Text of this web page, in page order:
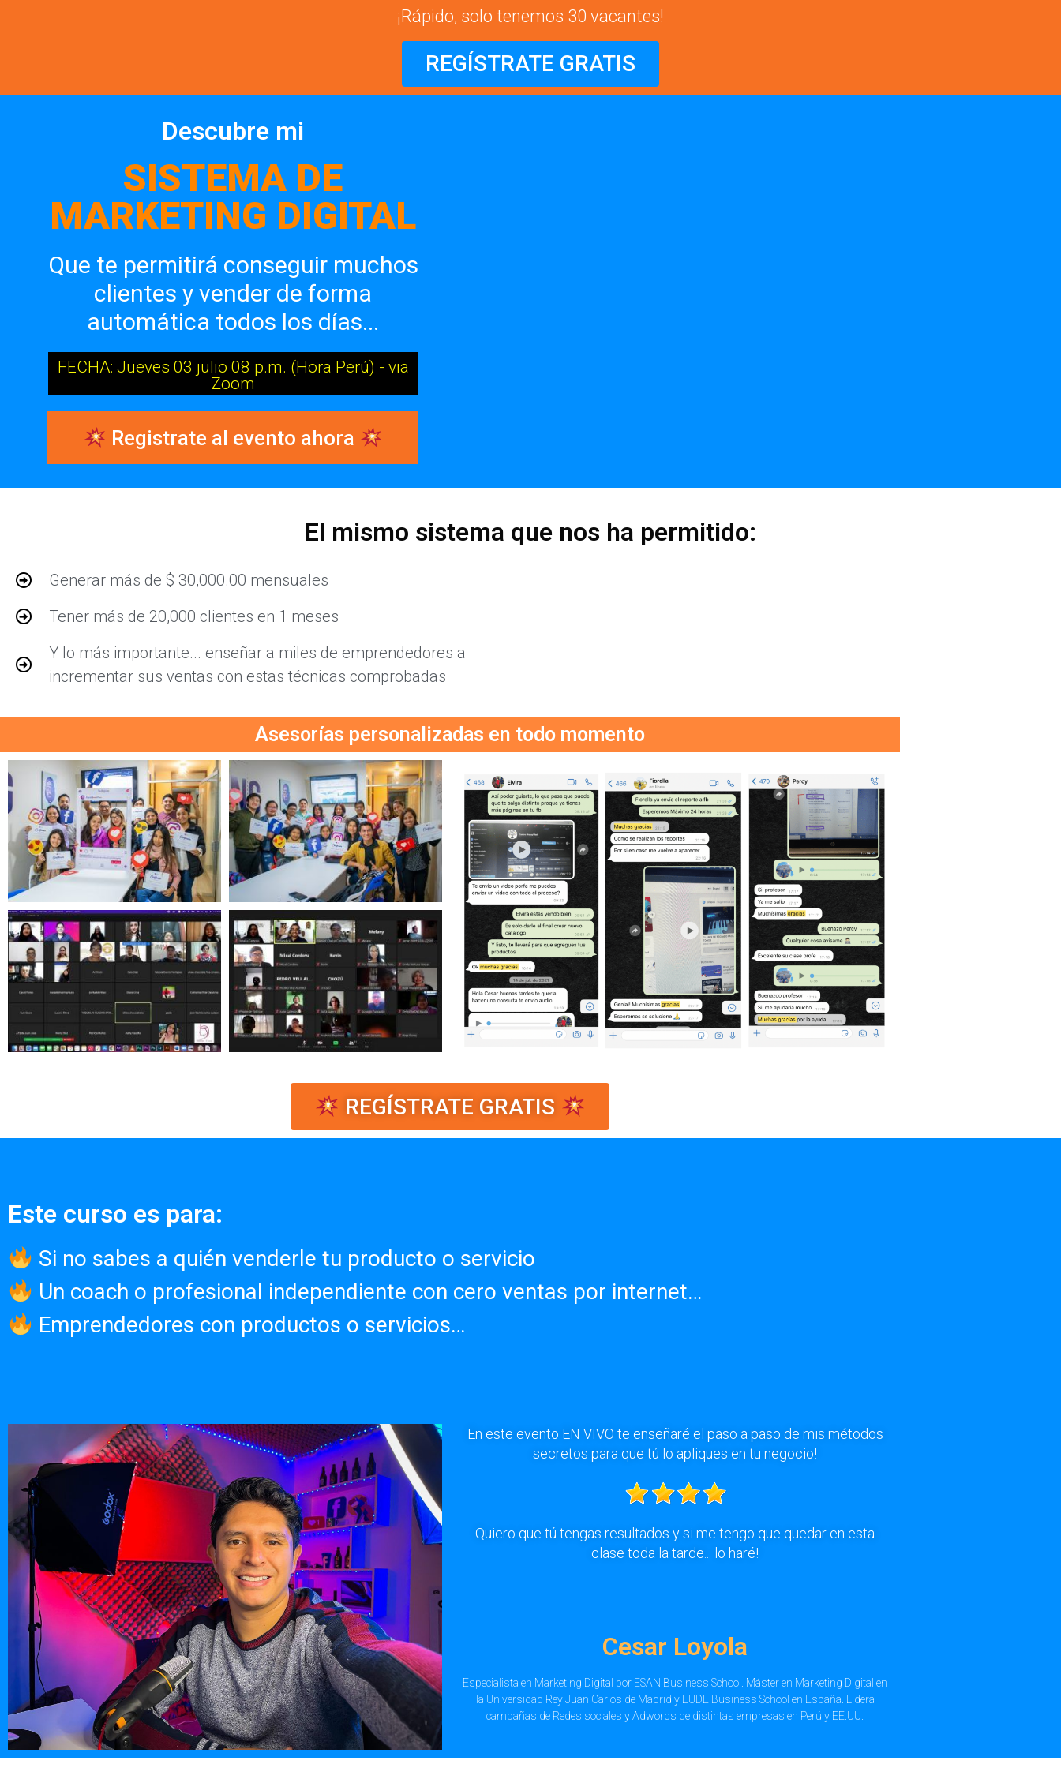
¡Rápido, solo tenemos 30 vacantes!
REGÍSTRATE GRATIS
Descubre mi
SISTEMA DE
MARKETING DIGITAL
Que te permitirá conseguir muchos
clientes y vender de forma
automática todos los días...
FECHA: Jueves 03 julio 08 p.m. (Hora Perú) - via
Zoom
Registrate al evento ahora
El mismo sistema que nos ha permitido:
Generar más de $ 30,000.00 mensuales
Tener más de 20,000 clientes en 1 meses
Y lo más importante... enseñar a miles de emprendedores a
incrementar sus ventas con estas técnicas comprobadas
Asesorías personalizadas en todo momento
REGÍSTRATE GRATIS
Este curso es para:
Si no sabes a quién venderle tu producto o servicio
Un coach o profesional independiente con cero ventas por internet…
Emprendedores con productos o servicios…
En este evento EN VIVO te enseñaré el paso a paso de mis métodos
secretos para que tú lo apliques en tu negocio!
Quiero que tú tengas resultados y si me tengo que quedar en esta
clase toda la tarde... lo haré!
Cesar Loyola
Especialista en Marketing Digital por ESAN Business School. Máster en Marketing Digital en
la Universidad Rey Juan Carlos de Madrid y EUDE Business School en España. Lidera
campañas de Redes sociales y Adwords de distintas empresas en Perú y EE.UU.